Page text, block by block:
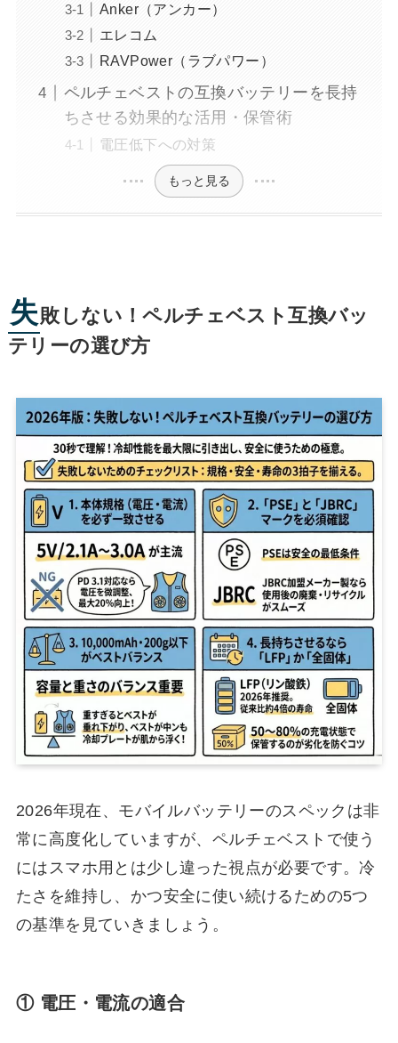
Anker（アンカー）
エレコム
RAVPower（ラブパワー）
ペルチェベストの互換バッテリーを長持
ちさせる効果的な活用・保管術
電圧低下への対策
もっと見る
失敗しない！ペルチェベスト互換バッ
テリーの選び方
2026年現在、モバイルバッテリーのスペックは非
常に高度化していますが、ペルチェベストで使う
にはスマホ用とは少し違った視点が必要です。冷
たさを維持し、かつ安全に使い続けるための5つ
の基準を見ていきましょう。
① 電圧・電流の適合